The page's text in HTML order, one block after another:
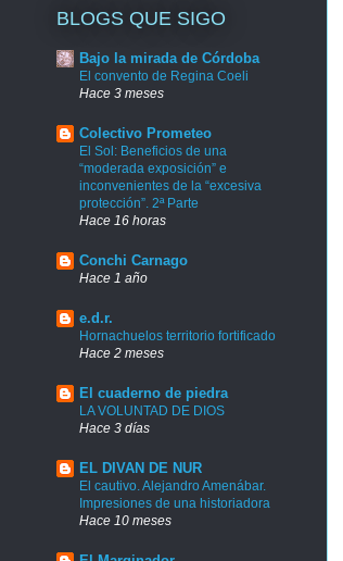
BLOGS QUE SIGO
Bajo la mirada de Córdoba
El convento de Regina Coeli
Hace 3 meses
Colectivo Prometeo
El Sol: Beneficios de una
“moderada exposición” e
inconvenientes de la “excesiva
protección”. 2ª Parte
Hace 16 horas
Conchi Carnago
Hace 1 año
e.d.r.
Hornachuelos territorio fortificado
Hace 2 meses
El cuaderno de piedra
LA VOLUNTAD DE DIOS
Hace 3 días
EL DIVAN DE NUR
El cautivo. Alejandro Amenábar.
Impresiones de una historiadora
Hace 10 meses